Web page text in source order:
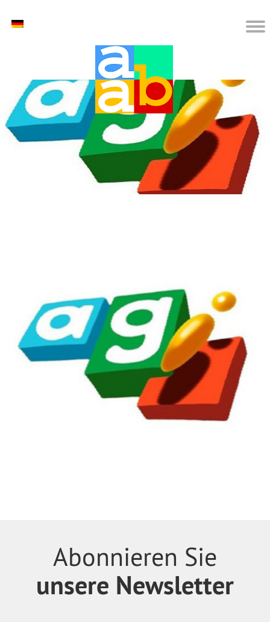
Abonnieren Sie
unsere Newsletter